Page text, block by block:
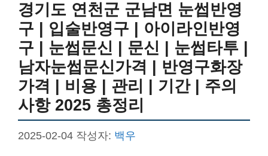
경기도 연천군 군남면 눈썹반영
구 | 입술반영구 | 아이라인반영
구 | 눈썹문신 | 문신 | 눈썹타투 |
남자눈썹문신가격 | 반영구화장
가격 | 비용 | 관리 | 기간 | 주의
사항 2025 총정리
2025-02-04 작성자: 백우